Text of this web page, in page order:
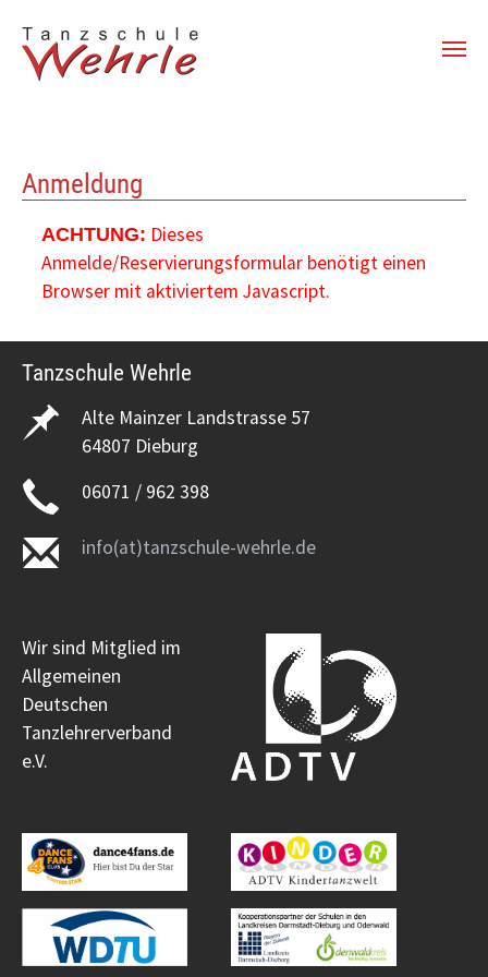
Anmeldung
ACHTUNG: Dieses
Anmelde/Reservierungsformular benötigt einen
Browser mit aktiviertem Javascript.
Tanzschule Wehrle
Alte Mainzer Landstrasse 57
64807 Dieburg
06071 / 962 398
info(at)tanzschule-wehrle.de
Wir sind Mitglied im
Allgemeinen
Deutschen
Tanzlehrerverband
e.V.